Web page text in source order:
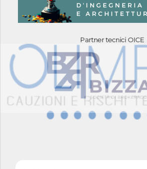
Partner tecnici OICE